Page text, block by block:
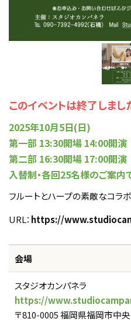
このイベントは終了しまし
2025年10月5日(日)
第一部 13:30開場 14:00開演
第二部 16:30開場 17:00開演
入替制・各回25名様のご案内
フルートとハープの素敵なコラ
URL： https://
会場
スタジオカンパネラ
https://
〒810-0005 福岡県福岡市中